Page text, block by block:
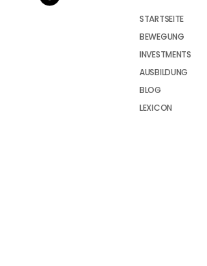
STARTSEITE
BEWEGUNG
INVESTMENTS
AUSBILDUNG
BLOG
LEXICON